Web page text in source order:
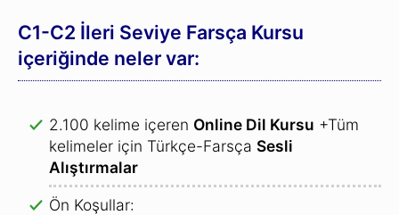
C1-C2 İleri Seviye Farsça Kursu
içeriğinde neler var:
2.100 kelime içeren Online Dil Kursu +Tüm
kelimeler için Türkçe-Farsça Sesli
Alıştırmalar
Ön Koşullar: